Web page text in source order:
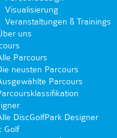
Visualisierung
Veranstaltungen & Trainings
uns
Parcours
neusten Parcours
Parcours
DiscGolfPark Designer
Golf